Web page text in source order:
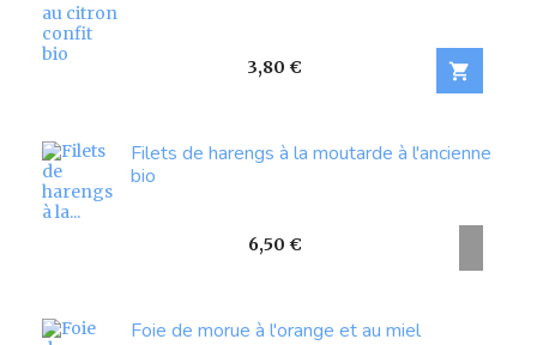
Prix
3,80 € 
Filets de harengs à la moutarde à l'ancienne
bio
Prix
6,50 €
Foie de morue à l'orange et au miel